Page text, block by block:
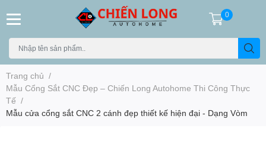
0
Trang chủ /
Mẫu Cổng Sắt CNC Đẹp – Chiến Long Autohome Thi Công Thực
Tế /
Mẫu cửa cổng sắt CNC 2 cánh đẹp thiết kế hiện đại - Dạng Vòm